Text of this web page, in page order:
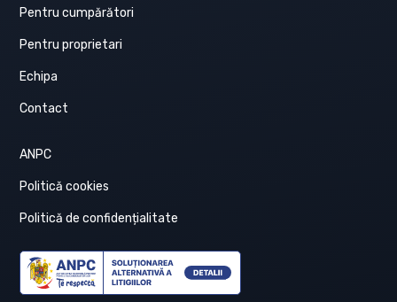
Pentru cumpărători
Pentru proprietari
Echipa
Contact
ANPC
Politică cookies
Politică de confidențialitate